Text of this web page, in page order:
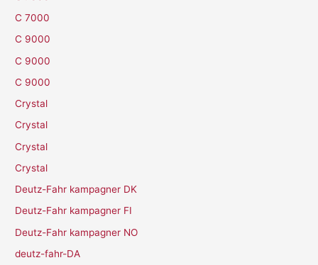
C 7000
C 9000
C 9000
C 9000
Crystal
Crystal
Crystal
Crystal
Deutz-Fahr kampagner DK
Deutz-Fahr kampagner FI
Deutz-Fahr kampagner NO
deutz-fahr-DA